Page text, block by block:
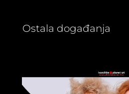
Ostala događanja